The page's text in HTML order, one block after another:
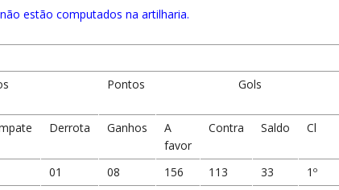
estão computados na artilharia.
Pontos Gols
Derrota Ganhos
A
favor
Contra Saldo Cl
01 08 156 113 33
1º